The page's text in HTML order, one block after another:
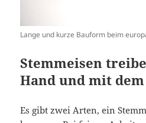
Lange und kurze Bauform beim
Stemmeisen
Hand und mit
Es gibt zwei Arten, ein